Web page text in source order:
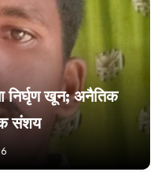
निर्घृण खून; अनैतिक
संशय